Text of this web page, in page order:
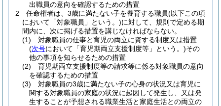
出職員の意向を確認するための措置
2
任命権者は、3歳に満たない子を養育する職員(以下この項
において「対象職員」という。)に対して、規則で定める期
間内に、次に掲げる措置を講じなければならない。
(1)
対象職員の仕事と育児の両立に資する制度又は措置
(次号において「育児期両立支援制度等」という。)その
他の事項を知らせるための措置
(2)
育児期両立支援制度等の請求等に係る対象職員の意向
を確認するための措置
(3)
対象職員の3歳に満たない子の心身の状況又は育児に
関する対象職員の家庭の状況に起因して発生し、又は発
生することが予想される職業生活と家庭生活との両立の